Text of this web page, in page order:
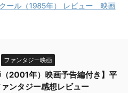
ール（1985年） レビュー 映画
ファンタジー映画
（2001年）映画予告編付き】平
ンタジー感想レビュー